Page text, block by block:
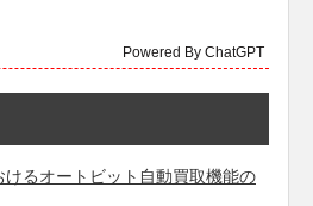
Powered By ChatGPT
るオートビット自動買取機能の